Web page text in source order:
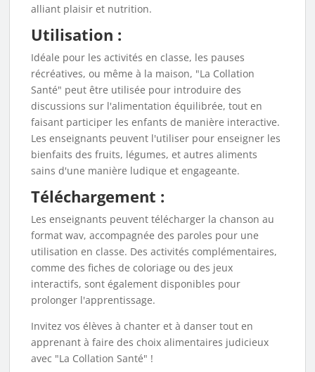
alliant plaisir et nutrition.
Utilisation :
Idéale pour les activités en classe, les pauses
récréatives, ou même à la maison, "La Collation
Santé" peut être utilisée pour introduire des
discussions sur l'alimentation équilibrée, tout en
faisant participer les enfants de manière interactive.
Les enseignants peuvent l'utiliser pour enseigner les
bienfaits des fruits, légumes, et autres aliments
sains d'une manière ludique et engageante.
Téléchargement :
Les enseignants peuvent télécharger la chanson au
format wav, accompagnée des paroles pour une
utilisation en classe. Des activités complémentaires,
comme des fiches de coloriage ou des jeux
interactifs, sont également disponibles pour
prolonger l'apprentissage.
Invitez vos élèves à chanter et à danser tout en
apprenant à faire des choix alimentaires judicieux
avec "La Collation Santé" !